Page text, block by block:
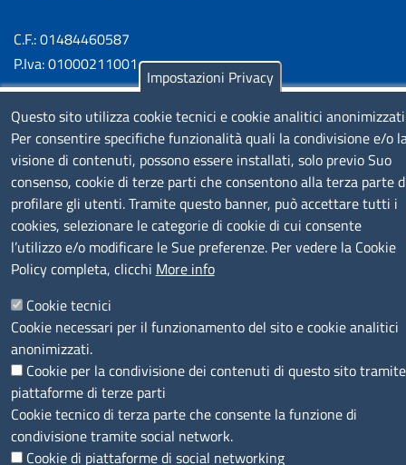
C.F.: 01484460587
P.Iva: 01000211001
SERVIZIO REALIZZATO DA
SEGUICI SU
MENÙ PRIVACY
Note legali Privacy e cookie policy Accesso riservato
© 2023 SNI Servizio Nuove Imprese
Impostazioni Privacy
Questo sito utilizza cookie tecnici e cookie analitici
Per consentire specifiche funzionalità quali la condivisione e/o
visione di contenuti, possono essere installati, solo previo Suo
consenso, cookie di terze parti che consentono alla terza parte
profilare gli utenti. Tramite questo banner, può accettare tutti i
cookies, selezionare le categorie di cookie di cui consente
l’utilizzo e/o modificare le Sue preferenze. Per vedere la Cookie
Policy completa, clicchi More info
Cookie tecnici
Cookie necessari per il funzionamento del sito e cookie analitici
anonimizzati.
Cookie per la condivisione dei contenuti di questo sito tramite
piattaforme di terze parti
Cookie tecnico di terza parte che consente la funzione di
condivisione tramite social network.
Cookie di piattaforme di social networking